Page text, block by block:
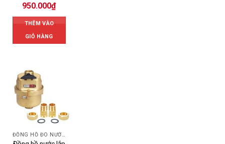
950.000₫
THÊM VÀO
GIỎ HÀNG